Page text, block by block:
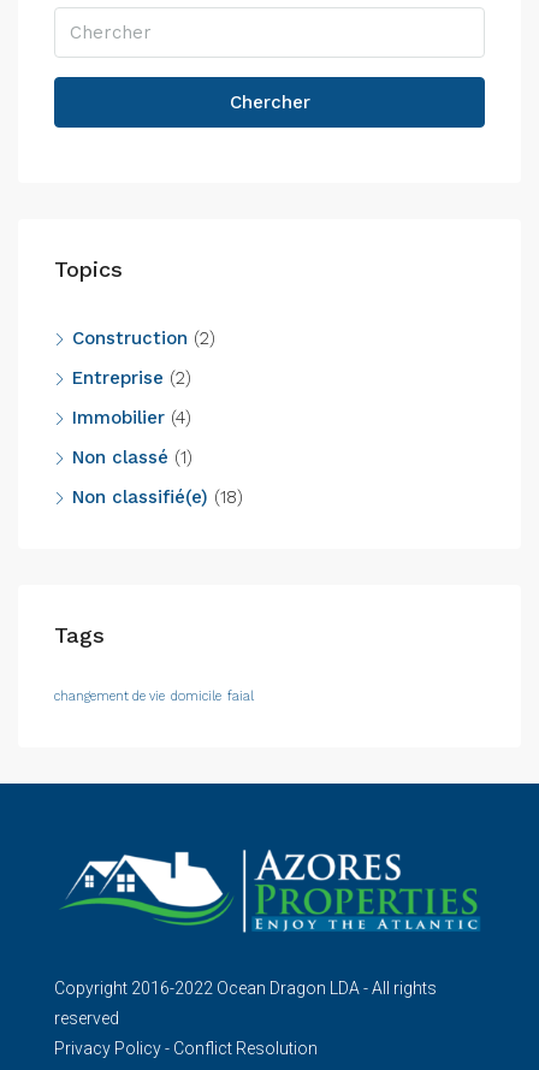
Chercher
Topics
Construction (2)
Entreprise (2)
Immobilier (4)
Non classé (1)
Non classifié(e) (18)
Tags
changement de vie domicile faial
Copyright 2016-2022 Ocean Dragon LDA - All rights
reserved
Privacy Policy- Conflict Resolution